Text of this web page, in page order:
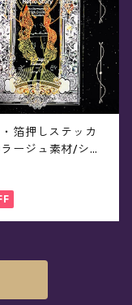
箔押しステッカ
ージュ素材/シー